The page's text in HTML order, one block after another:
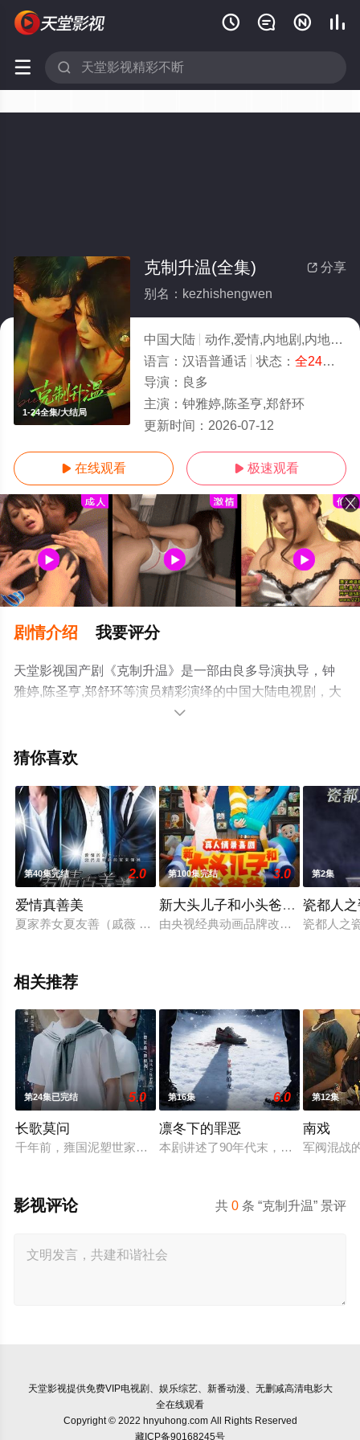
   
 
1-24全集/大结局
 分享
克制升温(全集)
别名：kezhishengwen
中国大陆 动作,爱情,内地剧,内地
语言： 汉语普通话 状态： 全24集
导演： 良多
主演： 钟雅婷,陈圣亨,郑舒环
更新时间： 2026-07-12
 在线观看  极速观看
剧情介绍 我要评分
天堂影视国产剧《克制升温》是一部由良多导演执导，钟
雅婷,陈圣亨,郑舒环等演员精彩演绎的中国大陆电视剧，大
结局剧情已揭晓（1-24全集），手机免费观看高清未删减
至豆瓣电视剧、电视猫或剧情网等平台了解。

猜你喜欢
第40集完结 2.0
爱情真善美
夏家养女夏友善（戚薇 饰）和亲生女儿杨真真（张檬 饰）因名
第100集完结 3.0
新大头儿子和小头爸爸 第二季
由央视经典动画品牌改编的真人情景
第2集
瓷都人
瓷都人之
相关推荐
第24集已完结 5.0
长歌莫问
千年前，雍国泥塑世家楚门因进贡的“十二生肖”离奇流血炸裂
第16集 6.0
凛冬下的罪恶
本剧讲述了90年代末，怒河市刑侦支
第12集
南戏
军阀混战
共0 条 “克制升温” 景评
影视评论
天堂影视提供免费VIP电视剧、娱乐综艺、新番动漫、无删减高清电影大
全在线观看
Copyright © 2022 hnyuhong.com All Rights Reserved
藏ICP备90168245号